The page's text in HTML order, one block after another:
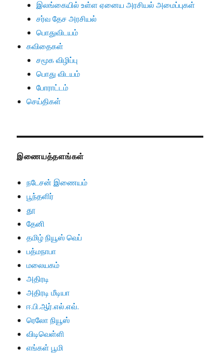
இலங்கையில் உள்ள ஏனைய அரசியல் அமைப்புகள்
சர்வ தேச அரசியல்
பொதுவிடயம்
கவிதைகள்
சமூக விழிப்பு
பொது விடயம்
போராட்டம்
செய்திகள்
இணையத்தளங்கள்
நடேசன் இணையம்
பூந்தளிர்
தூ
தேனி
தமிழ் நியூஸ் வெப்
பத்மநாபா
மலையகம்
அதிரடி
அதிரடி மீடியா
ஈ.பி.ஆர்.எல்.எவ்.
ரெலோ நியூஸ்
விடிவெள்ளி
எங்கள் பூமி